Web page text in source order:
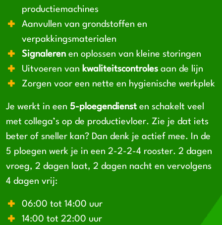
productiemachines
Aanvullen van grondstoffen en
verpakkingsmaterialen
Signaleren en oplossen van kleine storingen
Uitvoeren van kwaliteitscontroles aan de lijn
Zorgen voor een nette en hygienische werkplek
Je werkt in een 5-ploegendienst en schakelt veel
met collega’s op de productievloer. Zie je dat iets
beter of sneller kan? Dan denk je actief mee. In de
5 ploegen werk je in een 2-2-2-4 rooster. 2 dagen
vroeg, 2 dagen laat, 2 dagen nacht en vervolgens
4 dagen vrij:
06:00 tot 14:00 uur
14:00 tot 22:00 uur